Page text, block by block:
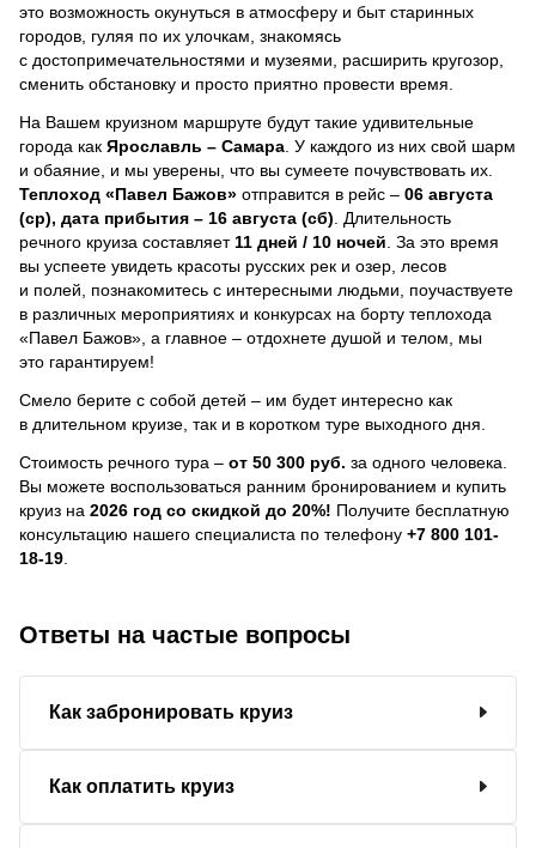
это возможность окунуться в атмосферу и быт старинных
городов, гуляя по их улочкам, знакомясь
с достопримечательностями и музеями, расширить кругозор,
сменить обстановку и просто приятно провести время.
На Вашем круизном маршруте будут такие удивительные
города как Ярославль – Самара . У каждого из них свой шарм
и обаяние, и мы уверены, что вы сумеете почувствовать их.
Теплоход «Павел Бажов» отправится в рейс – 06 августа
(ср), дата прибытия – 16 августа (сб) . Длительность
речного круиза составляет 11 дней / 10 ночей За это время
вы успеете увидеть красоты русских рек и озер, лесов
и полей, познакомитесь с интересными людьми, поучаствуете
в различных мероприятиях и конкурсах на борту теплохода
«Павел Бажов», а главное – отдохнете душой и телом, мы
это гарантируем!
Смело берите с собой детей – им будет интересно как
в длительном круизе, так и в коротком туре выходного дня.
Стоимость речного тура – от 50 300 руб. за одного человека.
Вы можете воспользоваться ранним бронированием и купить
круиз на 2026 год со скидкой до 20%! Получите бесплатную
консультацию нашего специалиста по телефону +7 800 101-
18-19
Ответы на частые вопросы
Как забронировать круиз
Как оплатить круиз